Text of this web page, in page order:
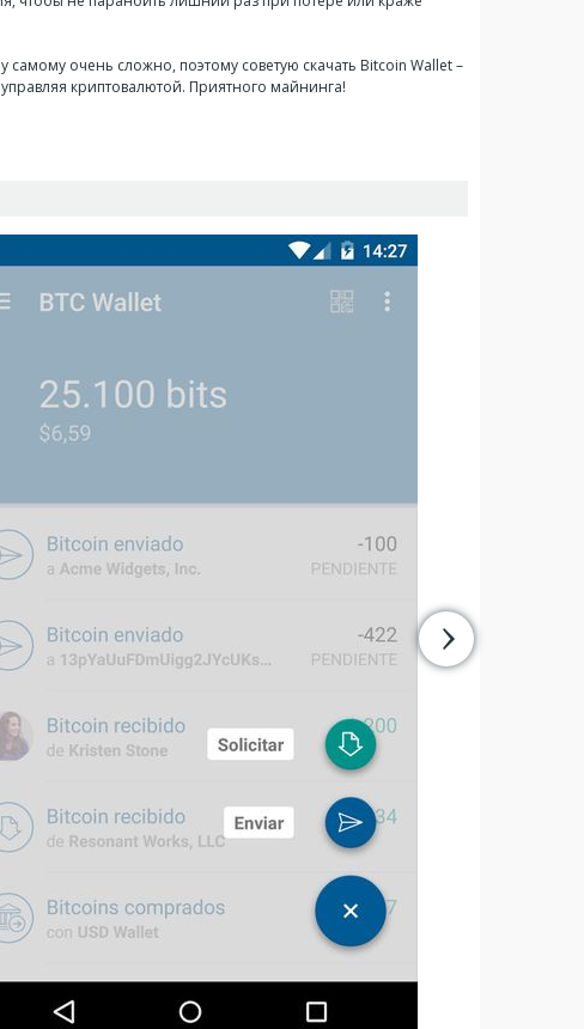
самому очень сложно, поэтому советую скачать Bitcoin Wallet –
криптовалютой. Приятного майнинга!